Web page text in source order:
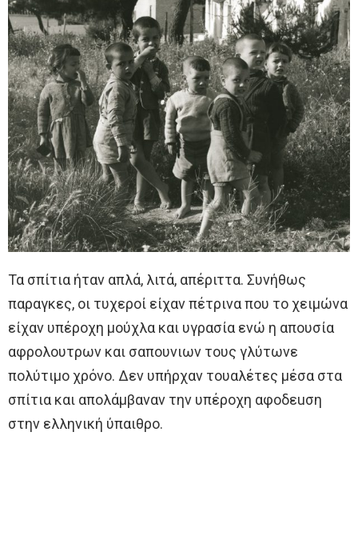
Τα σπίτια ήταν απλά, λιτά, απέριττα. Συνήθως
παραγκες, οι τυχεροί είχαν πέτρινα που το χειμώνα
είχαν υπέροχη μούχλα και υγρασία ενώ η απουσία
αφρολουτρων και σαπουνιων τους γλύτωνε
πολύτιμο χρόνο. Δεν υπήρχαν τουαλέτες μέσα στα
σπίτια και απολάμβαναν την υπέροχη αφοδεuση
στην ελληνική ύπαιθρο.